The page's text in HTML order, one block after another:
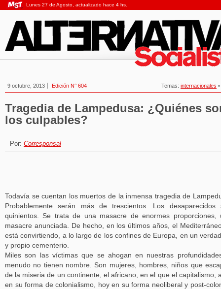
Lunes 27 de Agosto, actualizado hace 4 hs.
9 octubre, 2013 Edición N° 604 Temas: internacionales •
Tragedia de Lampedusa: ¿Quiénes
los culpables?
Por: Corresponsal
Todavía se cuentan los muertos de la inmensa tragedia de
Probablemente serán más de trescientos. Los desaparecidos
quinientos. Se trata de una masacre de enormes proporciones,
masacre anunciada. De hecho, en los últimos años, el
está convirtiendo, a lo largo de los confines de Europa, en un
y propio cementerio.
Miles son las víctimas que se ahogan en nuestras
menudo no tienen nombre. Son mujeres, hombres, niños que
de la miseria de un continente, el africano, en el que el capitalismo,
en su forma de colonialismo, hoy en su forma neoliberal y post-